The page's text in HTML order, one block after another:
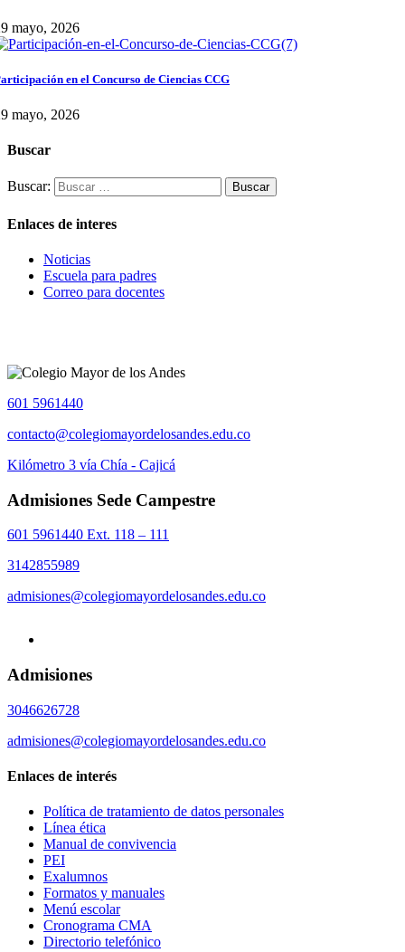
mayo, 2026
en el Concurso de Ciencias CCG
mayo, 2026
Buscar
Buscar:
Enlaces de interes
Noticias
Escuela para padres
Correo para docentes
601 5961440
contacto@colegiomayordelosandes.edu.co
Kilómetro 3 vía Chía - Cajicá
Admisiones Sede Campestre
601 5961440 Ext. 118 – 111
3142855989
admisiones@colegiomayordelosandes.edu.co
Admisiones
3046626728
admisiones@colegiomayordelosandes.edu.co
Enlaces de interés
Política de tratamiento de datos personales
Línea ética
Manual de convivencia
PEI
Exalumnos
Formatos y manuales
Menú escolar
Cronograma CMA
Directorio telefónico